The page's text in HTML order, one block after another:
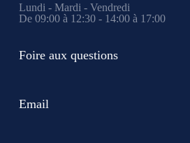
Lundi - Mardi - Vendredi
De 09:00 à 12:30 - 14:00 à 17:00
Foire aux questions
Email